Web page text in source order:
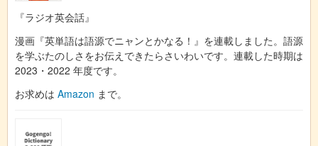
『ラジオ英会話』
漫画『英単語は語源でニャンとかなる！』を連載しました。語源
を学ぶたのしさをお伝えできたらさいわいです。連載した時期は
2023・2022 年度です。
お求めは Amazon まで。